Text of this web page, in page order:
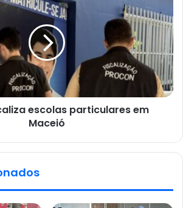
escolas particulares em
Maceió